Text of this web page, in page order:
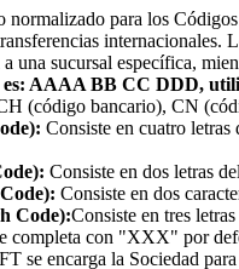
para los
una sucursal específica,
AAAA BB CC DDD,
(código bancario), CN
Consiste en cuatro
Consiste en dos letras
Consiste en dos
Code):Consiste en tres
completa con "XXX" por
se encarga la Sociedad